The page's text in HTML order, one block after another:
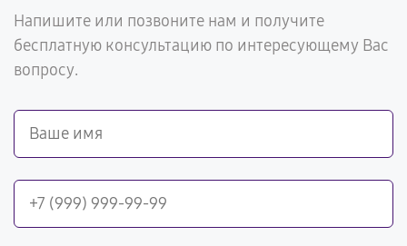
Напишите или позвоните нам и получите
бесплатную консультацию по интересующему Вас
вопросу.